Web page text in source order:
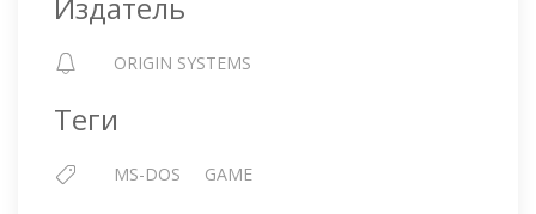
ORIGIN SYSTEMS
Теги
MS-DOS GAME